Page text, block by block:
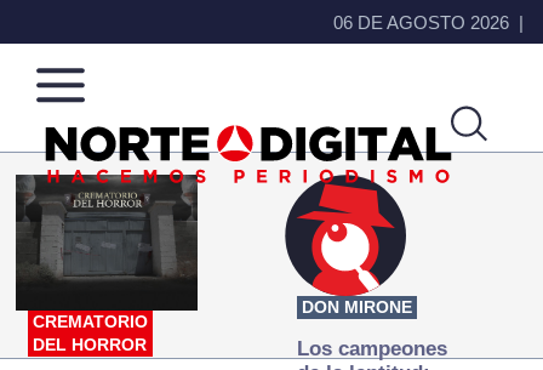
06 DE AGOSTO 2026
Norte
de
Ciudad
Más
que
noticias,
hacemos periodismo
CREMATORIO
DEL HORROR
DON MIRONE
Los campeones